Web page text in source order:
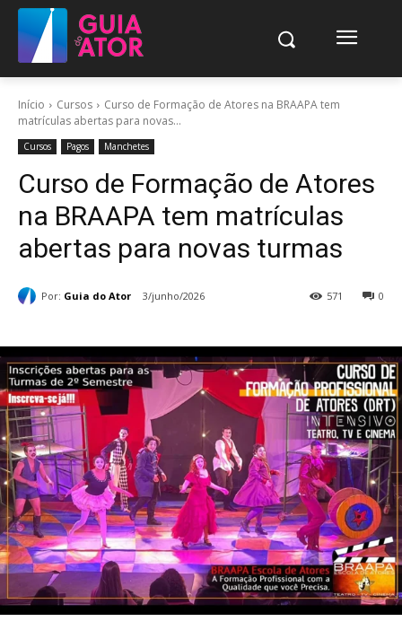
Início Cursos
Curso de Formação de Atores na BRAAPA tem
matrículas abertas para novas...
Cursos Pagos Manchetes
Curso de Formação de Atores
na BRAAPA tem matrículas
abertas para novas turmas
Por: Guia do Ator 3/junho/2026 0
571